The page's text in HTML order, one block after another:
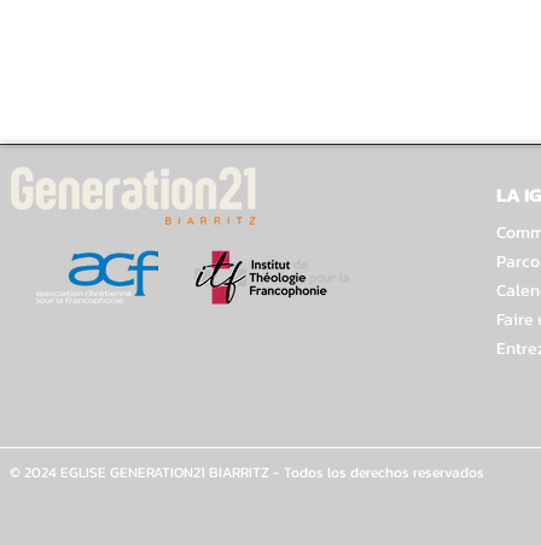
LA
Faire
© 2024 EGLISE GENERATION21 BIARRITZ - Todos los derechos reservados